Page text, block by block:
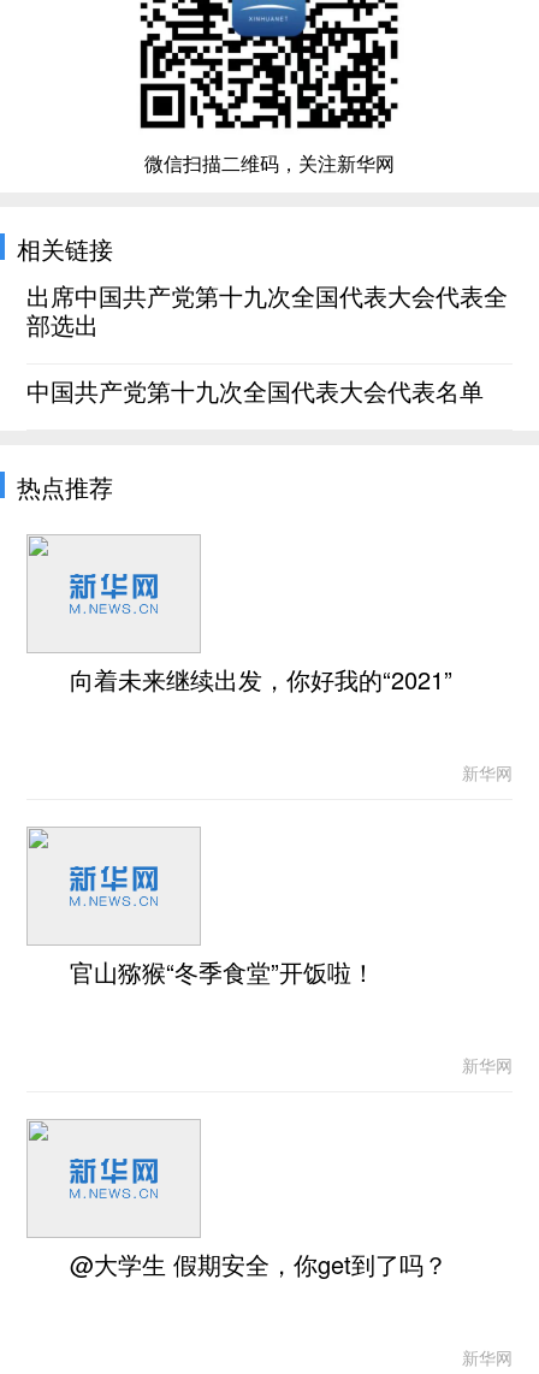
微信扫描二维码，关注新华网
相关链接
出席中国共产党第十九次全国代表大会代表全
部选出
中国共产党第十九次全国代表大会代表名单
热点推荐
向着未来继续出发，你好我的“2021”
新华网
官山猕猴“冬季食堂”开饭啦！
新华网
@大学生 假期安全，你get到了吗？
新华网